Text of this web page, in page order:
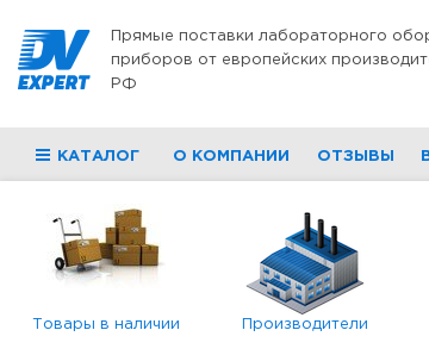
Прямые поставки лабораторного
приборов от европейских
РФ
КАТАЛОГ О КОМПАНИИ ОТЗЫВЫ
Товары в наличии Производители